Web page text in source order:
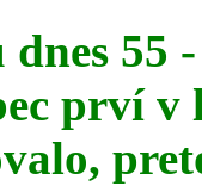
55
prví